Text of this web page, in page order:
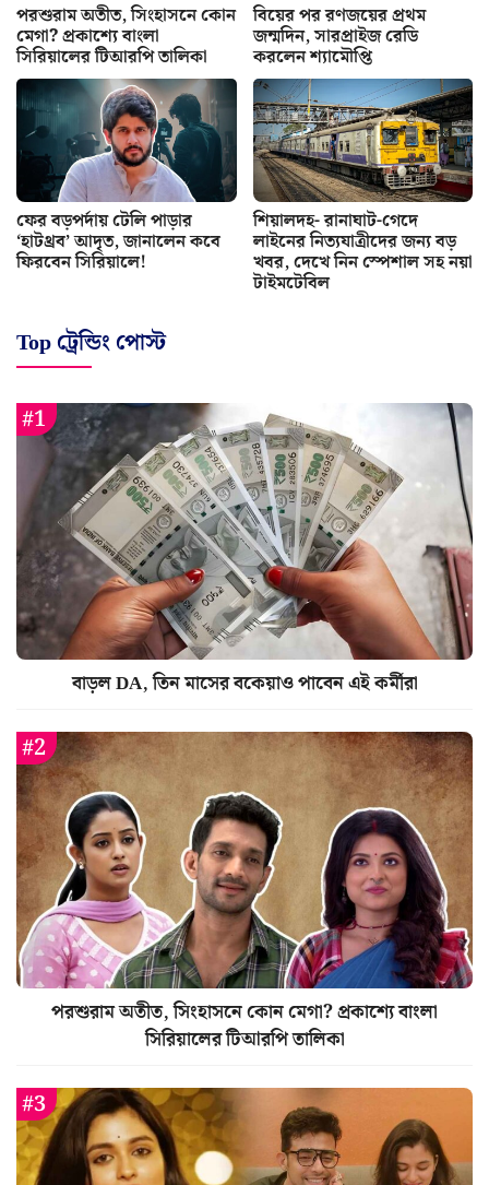
পরশুরাম অতীত, সিংহাসনে কোন
মেগা? প্রকাশ্যে বাংলা
সিরিয়ালের টিআরপি তালিকা
বিয়ের পর রণজয়ের প্রথম
জন্মদিন, সারপ্রাইজ রেডি
করলেন শ্যামৌপ্তি
ফের বড়পর্দায় টেলি পাড়ার
‘হাটথ্রব’ আদৃত, জানালেন কবে
ফিরবেন সিরিয়ালে!
শিয়ালদহ- রানাঘাট-গেদে
লাইনের নিত্যযাত্রীদের জন্য বড়
খবর, দেখে নিন স্পেশাল সহ নয়া
টাইমটেবিল
Top ট্রেন্ডিং পোস্ট
বাড়ল DA, তিন মাসের বকেয়াও পাবেন এই কর্মীরা
পরশুরাম অতীত, সিংহাসনে কোন মেগা? প্রকাশ্যে বাংলা
সিরিয়ালের টিআরপি তালিকা